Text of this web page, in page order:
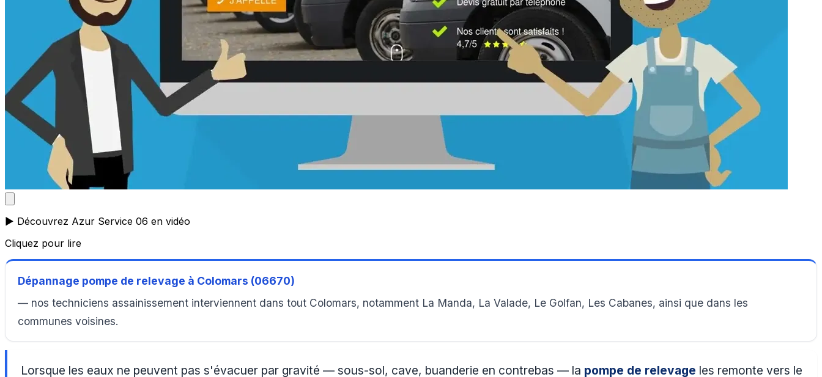
▶️ Découvrez Azur Service 06 en vidéo
Cliquez pour lire
Dépannage pompe de relevage à Colomars (06670)
— nos techniciens assainissement interviennent dans tout Colomars, notamment La Manda, La Valade, Le Golfan, Les Cabanes, ainsi que dans les
communes voisines.
Lorsque les eaux ne peuvent pas s'évacuer par gravité — sous-sol, cave, buanderie en contrebas — la pompe de relevage les remonte vers le